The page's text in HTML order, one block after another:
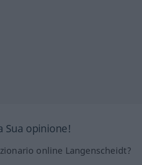
Sua opinione!
online Langenscheidt?